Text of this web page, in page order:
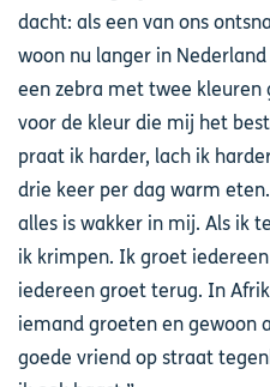
dacht: als een van ons
woon nu langer in
een zebra met twee kleuren
voor de kleur die mij het
praat ik harder, lach ik
drie keer per dag warm
alles is wakker in mij. Als ik
ik krimpen. Ik groet
iedereen groet terug. In
iemand groeten en gewoon
goede vriend op straat